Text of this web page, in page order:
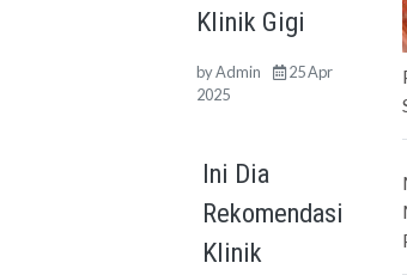
Klinik Gigi
byAdmin
25 Apr
2025
Ini Dia
Rekomendasi
Klinik